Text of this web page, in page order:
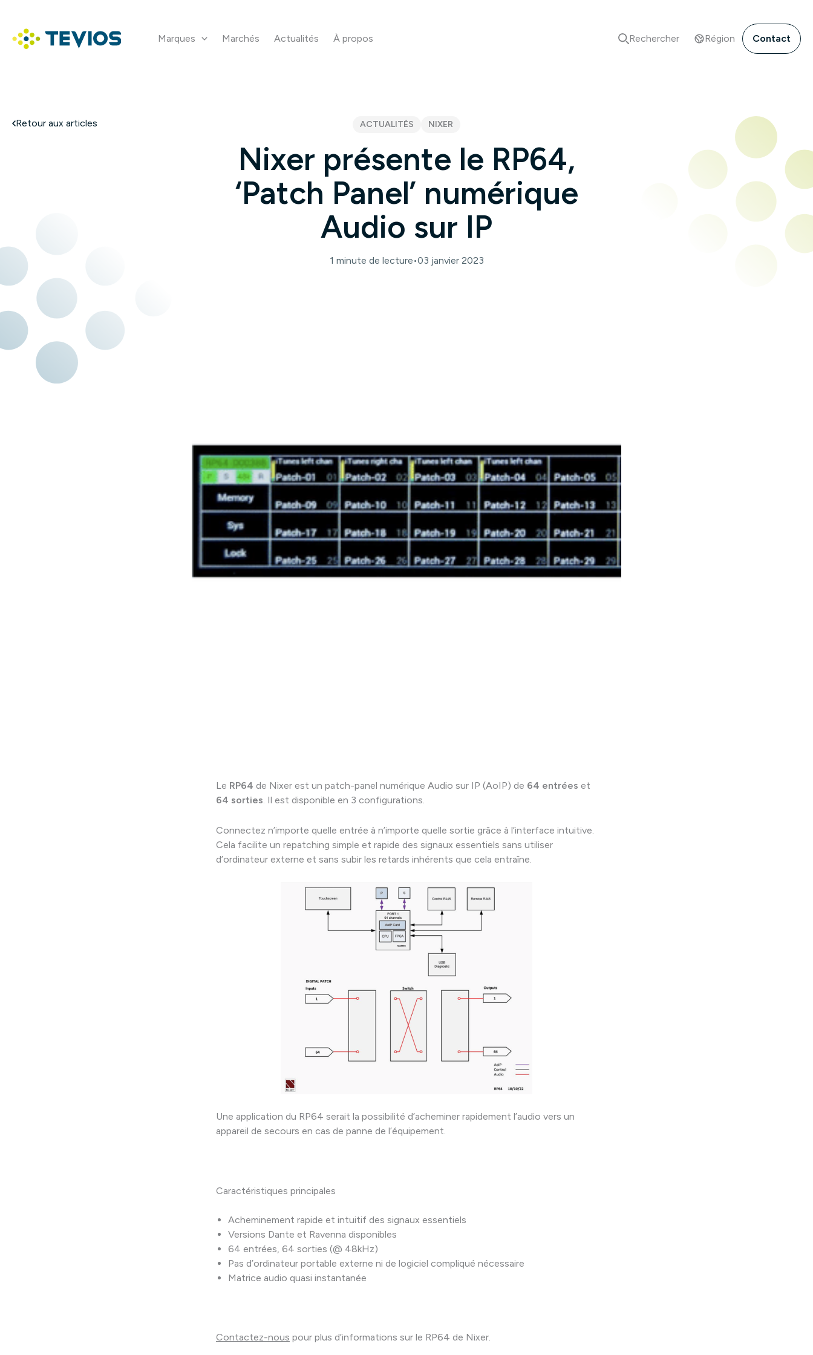
contenu
Marques Marchés Actualités À propos Rechercher Région Contact
Nixer présente le RP64,
‘Patch Panel’ numérique
Audio sur IP
Retour aux articles ACTUALITÉS NIXER
1 minute de lecture•03 janvier 2023
Le RP64 de Nixer est un patch-panel numérique Audio sur IP (AoIP) de 64 entrées et
64 sorties. Il est disponible en 3 configurations.
Connectez n’importe quelle entrée à n’importe quelle sortie grâce à l’interface intuitive.
Cela facilite un repatching simple et rapide des signaux essentiels sans utiliser
d’ordinateur externe et sans subir les retards inhérents que cela entraîne.
Une application du RP64 serait la possibilité d’acheminer rapidement l’audio vers un
appareil de secours en cas de panne de l’équipement.
Caractéristiques principales
Acheminement rapide et intuitif des signaux essentiels
Versions Dante et Ravenna disponibles
64 entrées, 64 sorties (@ 48kHz)
Pas d’ordinateur portable externe ni de logiciel compliqué nécessaire
Matrice audio quasi instantanée
Contactez-nous pour plus d’informations sur le RP64 de Nixer.